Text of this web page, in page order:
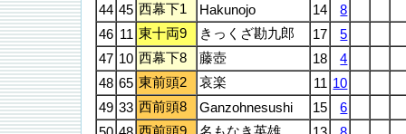
44 45 西幕下1 Hakunojo 14
8
46 11 東十両9 きっくざ勘九郎 17
5
47 10 西幕下8 藤壺 18
4
48 65 東前頭2 哀楽 11 10
49 33 西前頭8 Ganzohnesushi 15
6
西前頭9 名もなき英雄